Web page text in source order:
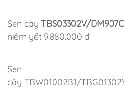
Sen cây TBS03302V/
niêm yết 9.880.000 đ
Sen
cây TBW01002B1/